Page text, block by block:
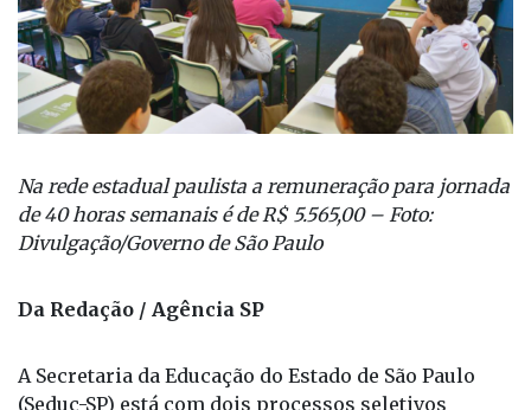
Na rede estadual paulista a remuneração para jornada
de 40 horas semanais é de R$ 5.565,00 – Foto: